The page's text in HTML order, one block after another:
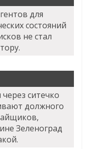
для
состояний
не стал
ситечко
должного
Зеленоград